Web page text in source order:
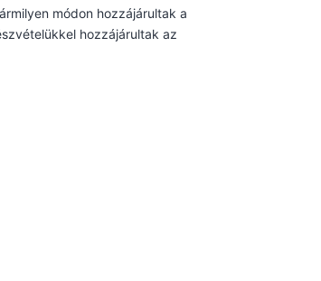
módon hozzájárultak a
hozzájárultak az